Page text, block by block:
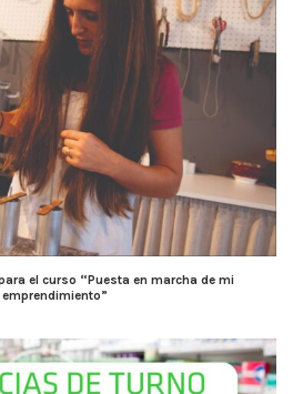
el curso “Puesta en marcha de mi
emprendimiento”